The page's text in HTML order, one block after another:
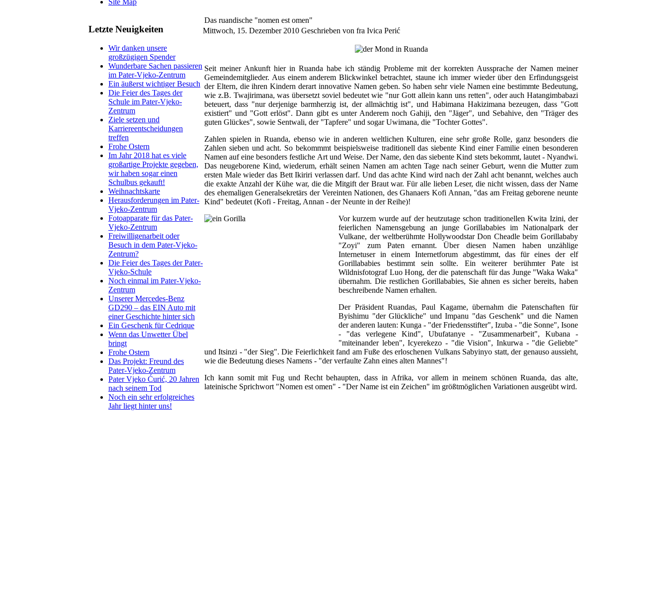
Site Map
Letzte Neuigkeiten
Wir danken unsere
großzügigen Spender
Wunderbare Sachen passieren
im Pater-Vjeko-Zentrum
Ein äußerst wichtiger Besuch
Die Feier des Tages der
Schule im Pater-Vjeko-
Zentrum
Ziele setzen und
Karriereentscheidungen
treffen
Frohe Ostern
Im Jahr 2018 hat es viele
großartige Projekte gegeben,
wir haben sogar einen
Schulbus gekauft!
Weihnachtskarte
Herausforderungen im Pater-
Vjeko-Zentrum
Fotoapparate für das Pater-
Vjeko-Zentrum
Freiwilligenarbeit oder
Besuch in dem Pater-Vjeko-
Zentrum?
Die Feier des Tages der Pater-
Vjeko-Schule
Noch einmal im Pater-Vjeko-
Zentrum
Unserer Mercedes-Benz
GD290 – das EIN Auto mit
einer Geschichte hinter sich
Ein Geschenk für Cedrique
Wenn das Unwetter Übel
bringt
Frohe Ostern
Das Projekt: Freund des
Pater-Vjeko-Zentrum
Pater Vjeko Ćurić, 20 Jahren
nach seinem Tod
Noch ein sehr erfolgreiches
Jahr liegt hinter uns!
Das ruandische "nomen est omen"
Mittwoch, 15. Dezember 2010 Geschrieben von fra Ivica Perić
Seit meiner Ankunft hier in Ruanda habe ich ständig Probleme mit der korrekten Aussprache der Namen meiner
Gemeindemitglieder. Aus einem anderem Blickwinkel betrachtet, staune ich immer wieder über den Erfindungsgeist
der Eltern, die ihren Kindern derart innovative Namen geben. So haben sehr viele Namen eine bestimmte Bedeutung,
wie z.B. Twajirimana, was übersetzt soviel bedeutet wie "nur Gott allein kann uns retten", oder auch Hatangimbabazi
beteuert, dass "nur derjenige barmherzig ist, der allmächtig ist", und Habimana Hakizimana bezeugen, dass "Gott
existiert" und "Gott erlöst". Dann gibt es unter Anderem noch Gahiji, den "Jäger", und Sebahive, den "Träger des
guten Glückes", sowie Sentwali, der "Tapfere" und sogar Uwimana, die "Tochter Gottes".
Zahlen spielen in Ruanda, ebenso wie in anderen weltlichen Kulturen, eine sehr große Rolle, ganz besonders die
Zahlen sieben und acht. So bekommmt beispielsweise traditionell das siebente Kind einer Familie einen besonderen
Namen auf eine besonders festliche Art und Weise. Der Name, den das siebente Kind stets bekommt, lautet - Nyandwi.
Das neugeborene Kind, wiederum, erhält seinen Namen am achten Tage nach seiner Geburt, wenn die Mutter zum
ersten Male wieder das Bett Ikiriri verlassen darf. Und das achte Kind wird nach der Zahl acht benannt, welches auch
die exakte Anzahl der Kühe war, die die Mitgift der Braut war. Für alle lieben Leser, die nicht wissen, dass der Name
des ehemaligen Generalsekretärs der Vereinten Nationen, des Ghanaers Kofi Annan, "das am Freitag geborene neunte
Kind" bedeutet (Kofi - Freitag, Annan - der Neunte in der Reihe)!
Vor kurzem wurde auf der heutzutage schon traditionellen Kwita Izini, der
feierlichen Namensgebung an junge Gorillababies im Nationalpark der
Vulkane, der weltberühmte Hollywoodstar Don Cheadle beim Gorillababy
"Zoyi" zum Paten ernannt. Über diesen Namen haben unzählige
Internetuser in einem Internetforum abgestimmt, das für eines der elf
Gorillababies bestimmt sein sollte. Ein weiterer berühmter Pate ist
Wildnisfotograf Luo Hong, der die patenschaft für das Junge "Waka Waka"
übernahm. Die restlichen Gorillababies, Sie ahnen es sicher bereits, haben
beschreibende Namen erhalten.
Der Präsident Ruandas, Paul Kagame, übernahm die Patenschaften für
Byishimu "der Glückliche" und Impanu "das Geschenk" und die Namen
der anderen lauten: Kunga - "der Friedensstifter", Izuba - "die Sonne", Isone
- "das verlegene Kind", Ubufatanye - "Zusammenarbeit", Kubana -
"miteinander leben", Icyerekezo - "die Vision", Inkurwa - "die Geliebte"
und Itsinzi - "der Sieg". Die Feierlichkeit fand am Fuße des erloschenen Vulkans Sabyinyo statt, der genauso aussieht,
wie die Bedeutung dieses Namens - "der verfaulte Zahn eines alten Mannes"!
Ich kann somit mit Fug und Recht behaupten, dass in Afrika, vor allem in meinem schönen Ruanda, das alte,
lateinische Sprichwort "Nomen est omen" - "Der Name ist ein Zeichen" im größtmöglichen Variationen ausgeübt wird.